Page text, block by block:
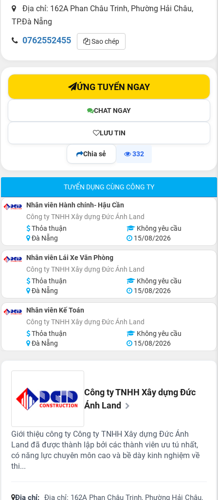
Địa chỉ: 162A Phan Châu Trinh, Phường Hải Châu,
TP.Đà Nẵng
0762552455 Sao chép
CHAT NGAY
LƯU TIN
ỨNG TUYỂN NGAY
Chia sẻ 332
TUYỂN DỤNG CÙNG CÔNG TY
Nhân viên Hành chính- Hậu Cần
Công ty TNHH Xây dựng Đức Ánh Land
Thỏa thuận
Không yêu cầu
Đà Nẵng
15/08/2026
Nhân viên Lái Xe Văn Phòng
Công ty TNHH Xây dựng Đức Ánh Land
Thỏa thuận
Không yêu cầu
Đà Nẵng
15/08/2026
Nhân viên Kế Toán
Công ty TNHH Xây dựng Đức Ánh Land
Thỏa thuận
Không yêu cầu
Đà Nẵng
15/08/2026
Công ty TNHH Xây dựng Đức
Ánh Land
Giới thiệu công ty Công ty TNHH Xây dựng Đức Ánh
Land đã được thành lập bởi các thành viên ưu tú nhất,
có năng lực chuyên môn cao và bề dày kinh nghiệm về
thi...
Địa chỉ: Địa chỉ: 162A Phan Châu Trinh, Phường Hải Châu,